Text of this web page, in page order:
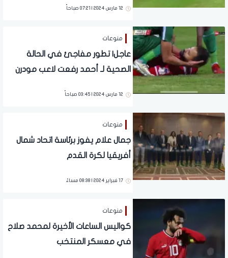
12 مارس 2024 | 07:21 صباحاً
منوعات
عاجل| تطور مفاجئ في الحالة
الصحية لـ أحمد رفعت لاعب مودرن
12 مارس 2024 | 03:45 صباحاً
منوعات
جمال علام يفوز برئاسة اتحاد شمال
أفريقيا لكرة القدم
17 فبراير 2024 | 08:38 مساءً
منوعات
كواليس الساعات الأخيرة لمحمد صلاح
في معسكر المنتخب